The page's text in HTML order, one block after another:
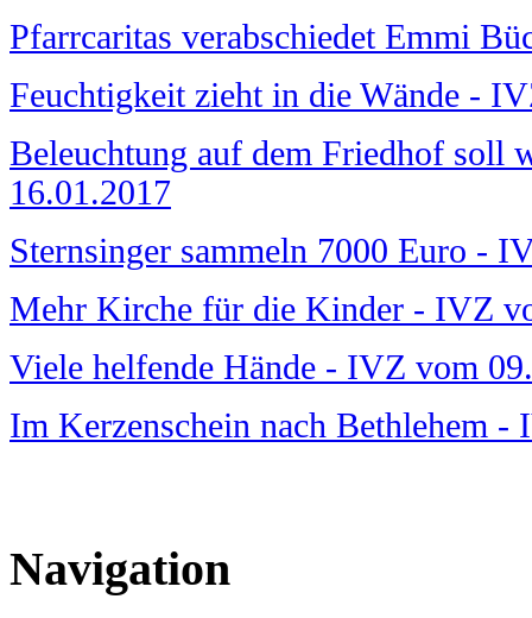
Pfarrcaritas verabschiedet Emmi
Feuchtigkeit zieht in die Wände -
Beleuchtung auf dem Friedhof soll
16.01.2017
Sternsinger sammeln 7000 Euro -
Mehr Kirche für die Kinder - IVZ
Viele helfende Hände - IVZ vom
Im Kerzenschein nach Bethlehem
Navigation